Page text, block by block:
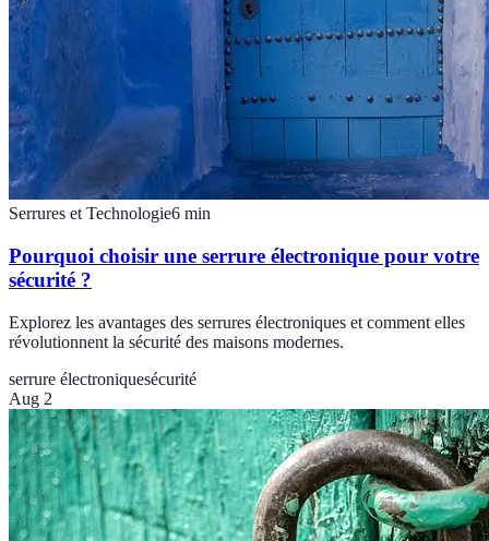
Serrures et Technologie6 min
Pourquoi choisir une serrure électronique pour votre
sécurité ?
Explorez les avantages des serrures électroniques et comment elles
révolutionnent la sécurité des maisons modernes.
serrure électroniquesécurité
Aug 2